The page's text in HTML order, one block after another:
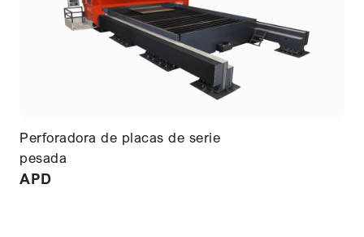
Perforadora de placas de serie
pesada
APD